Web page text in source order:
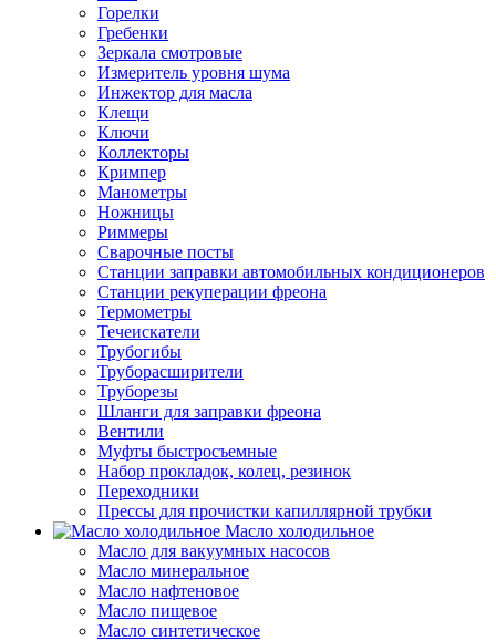
Горелки
Гребенки
Зеркала смотровые
Измеритель уровня шума
Инжектор для масла
Клещи
Ключи
Коллекторы
Кримпер
Манометры
Ножницы
Риммеры
Сварочные посты
Станции заправки автомобильных кондиционеров
Станции рекуперации фреона
Термометры
Течеискатели
Трубогибы
Труборасширители
Труборезы
Шланги для заправки фреона
Вентили
Муфты быстросъемные
Набор прокладок, колец, резинок
Переходники
Прессы для прочистки капиллярной трубки
Масло холодильное
Масло для вакуумных насосов
Масло минеральное
Масло нафтеновое
Масло пищевое
Масло синтетическое